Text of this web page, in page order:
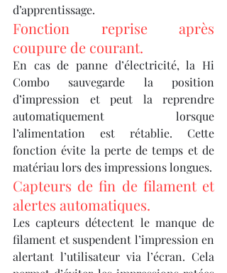
d’apprentissage.
Fonction reprise après
coupure de courant.
En cas de panne d’électricité, la Hi
Combo sauvegarde la position
d’impression et peut la reprendre
automatiquement lorsque
l’alimentation est rétablie. Cette
fonction évite la perte de temps et de
matériau lors des impressions longues.
Capteurs de fin de filament et
alertes automatiques.
Les capteurs détectent le manque de
filament et suspendent l’impression en
alertant l’utilisateur via l’écran. Cela